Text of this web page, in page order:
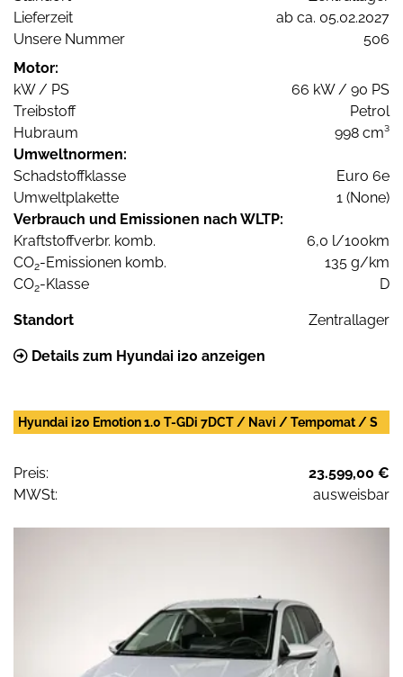
Lieferzeit
ab ca. 05.02.2027
Unsere Nummer
506
Motor:
kW / PS
66 kW / 90 PS
Treibstoff
Petrol
Hubraum
998 cm³
Umweltnormen:
Schadstoffklasse
Euro 6e
Umweltplakette
1 (None)
Verbrauch und Emissionen nach WLTP:
Kraftstoffverbr. komb.
6,0 l/100km
CO2-Emissionen komb.
135 g/km
CO2-Klasse D
Standort Zentrallager
Details zum Hyundai i20 anzeigen
Hyundai i20 Emotion 1.0 T-GDi 7DCT / Navi / Tempomat / S
Preis:
23.599,00 €
MWSt:
ausweisbar